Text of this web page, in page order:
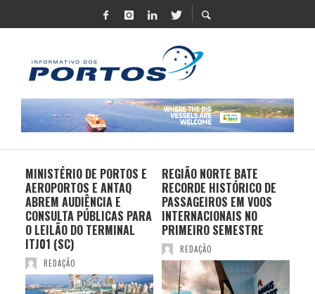
MINISTÉRIO DE PORTOS E
AEROPORTOS E ANTAQ
ABREM AUDIÊNCIA E
CONSULTA PÚBLICAS PARA
O LEILÃO DO TERMINAL
ITJ01 (SC)
REDAÇÃO
REGIÃO NORTE BATE
RECORDE HISTÓRICO DE
PASSAGEIROS EM VOOS
INTERNACIONAIS NO
PRIMEIRO SEMESTRE
REDAÇÃO